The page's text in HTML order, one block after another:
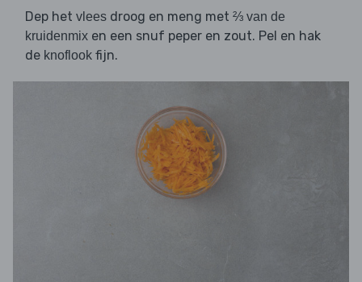
Dep het vlees droog en meng met ⅔ van de
kruidenmix en een snuf peper en zout. Pel en hak
de knoflook fijn.